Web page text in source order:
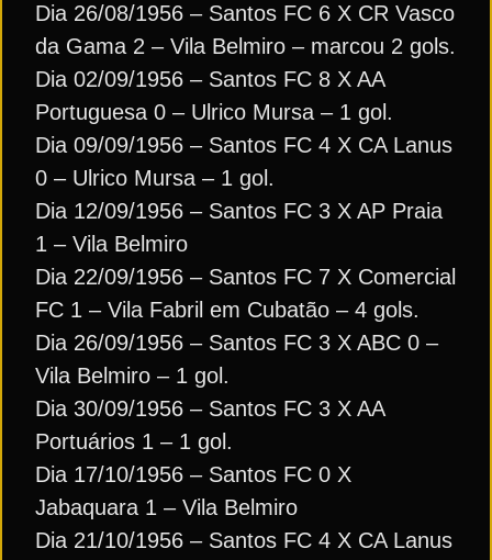
Dia 26/08/1956 – Santos FC 6 X CR Vasco
da Gama 2 – Vila Belmiro – marcou 2 gols.
Dia 02/09/1956 – Santos FC 8 X AA
Portuguesa 0 – Ulrico Mursa – 1 gol.
Dia 09/09/1956 – Santos FC 4 X CA Lanus
0 – Ulrico Mursa – 1 gol.
Dia 12/09/1956 – Santos FC 3 X AP Praia
1 – Vila Belmiro
Dia 22/09/1956 – Santos FC 7 X Comercial
FC 1 – Vila Fabril em Cubatão – 4 gols.
Dia 26/09/1956 – Santos FC 3 X ABC 0 –
Vila Belmiro – 1 gol.
Dia 30/09/1956 – Santos FC 3 X AA
Portuários 1 – 1 gol.
Dia 17/10/1956 – Santos FC 0 X
Jabaquara 1 – Vila Belmiro
Dia 21/10/1956 – Santos FC 4 X CA Lanus